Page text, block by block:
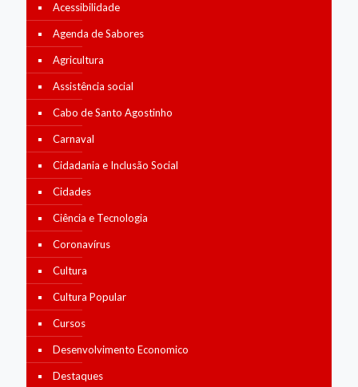
Acessibilidade
Agenda de Sabores
Agricultura
Assistência social
Cabo de Santo Agostinho
Carnaval
Cidadania e Inclusão Social
Cidades
Ciência e Tecnologia
Coronavírus
Cultura
Cultura Popular
Cursos
Desenvolvimento Economico
Destaques